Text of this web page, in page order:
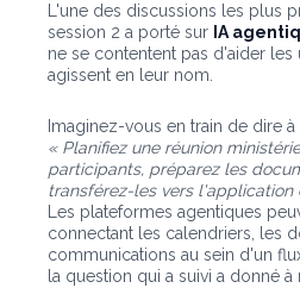
L'une des discussions les plus
session 2 a porté sur IA
ne se contentent pas d'aider les
agissent en leur nom.
Imaginez-vous en train de dire
« Planifiez une réunion
participants, préparez les
transférez-les vers l'application
Les plateformes agentiques
connectant les calendriers, les
communications au sein d'un
la question qui a suivi a donné à